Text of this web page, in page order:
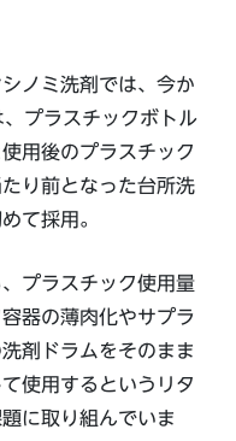
ノミ洗剤では、今か
プラスチックボトル
用後のプラスチック
り前となった台所洗
て採用。
プラスチック使用量
器の薄肉化やサプラ
剤ドラムをそのまま
使用するというリタ
に取り組んでいま